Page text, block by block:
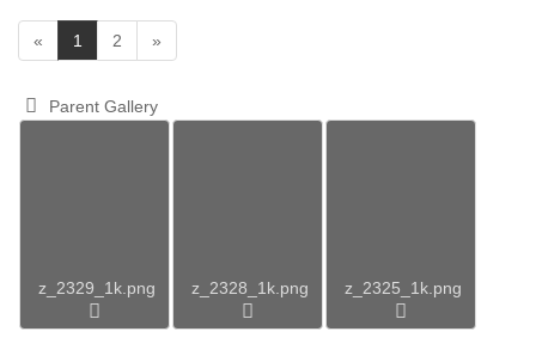
« 1
c
r
2 »
Parent Gallery
z_2329_1k.png z_2328_1k.png z_2325_1k.png